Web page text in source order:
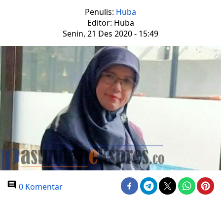
Penulis: Huba
Editor: Huba
Senin, 21 Des 2020 - 15:49
0 Komentar